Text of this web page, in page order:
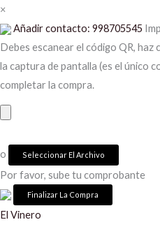
×
Añadir contacto: 998705545
Debes escanear el código QR,
la captura de pantalla (es el único
completar la compra.
o Seleccionar El Archivo
Por favor, sube tu comprobante
Ir
al
contenido
El Vinero